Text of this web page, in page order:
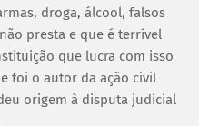
droga, álcool, falsos
presta e que é terrível
que lucra com isso
foi o autor da ação civil
origem à disputa judicial